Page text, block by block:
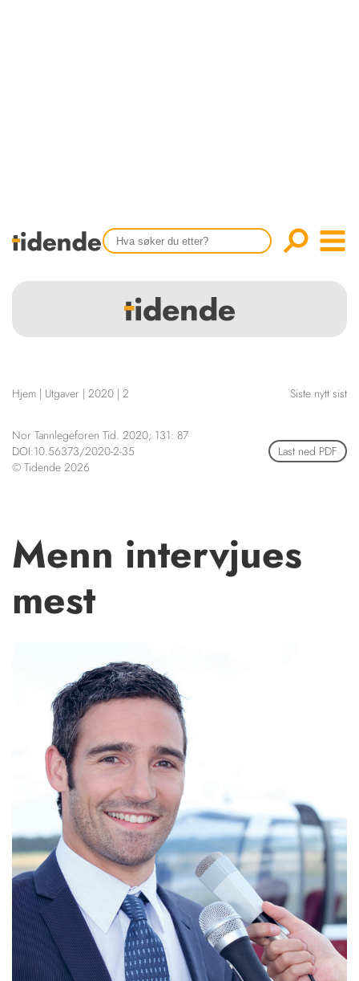
Tidligere utgaver
HENVISNINGER
KURSKALENDER
STILLINGER
KJØP & SALG
KONTAKT
Scientific articles
Publication and media
Hjem | Utgaver | 2020 | 2 Siste nytt sist
Nor Tannlegeforen Tid. 2020; 131: 87
DOI:10.56373/2020-2-35
© Tidende 2026
Last ned PDF
Menn intervjues
mest